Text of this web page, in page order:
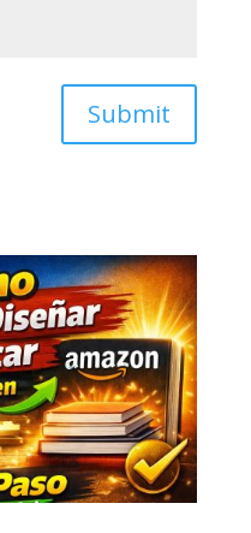
Submit